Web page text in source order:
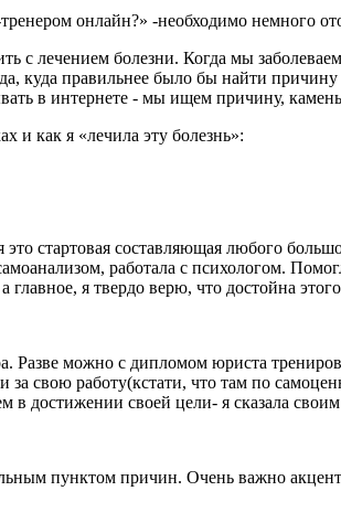
онлайн?» -необходимо немного
лечением болезни. Когда мы
куда правильнее было бы найти
в интернете - мы ищем причину,
как я «лечила эту болезнь»:
это стартовая составляющая любого
работала с психологом.
я твердо верю, что достойна
Разве можно с дипломом юриста
за свою работу(кстати, что там по
в достижении своей цели- я сказала
пунктом причин. Очень важно